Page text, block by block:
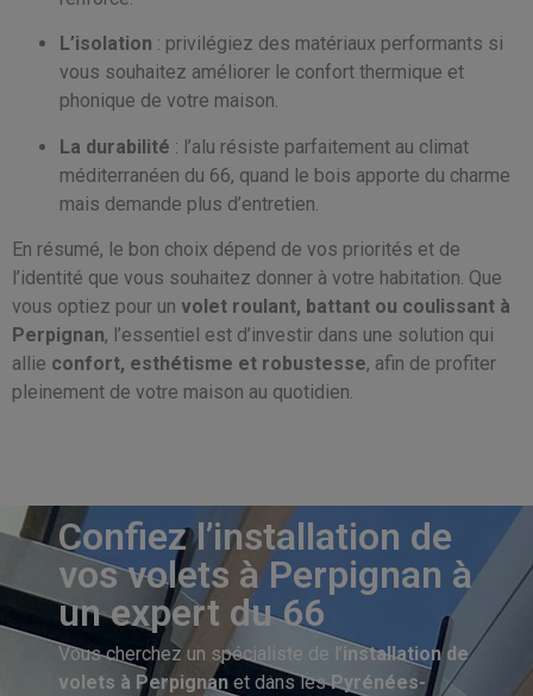
L’isolation : privilégiez des matériaux performants si
vous souhaitez améliorer le confort thermique et
phonique de votre maison.
La durabilité : l’alu résiste parfaitement au climat
méditerranéen du 66, quand le bois apporte du charme
mais demande plus d’entretien.
En résumé, le bon choix dépend de vos priorités et de
l’identité que vous souhaitez donner à votre habitation. Que
vous optiez pour un volet roulant, battant ou coulissant à
Perpignan, l’essentiel est d’investir dans une solution qui
allie confort, esthétisme et robustesse, afin de profiter
pleinement de votre maison au quotidien.
Confiez l’installation de
vos volets à Perpignan à
un expert du 66
Vous cherchez un spécialiste de l’installation de
volets à Perpignan et dans lesPyrénées-